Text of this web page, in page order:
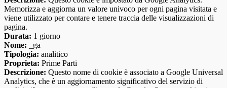
Memorizza e aggiorna un valore univoco per ogni pagina visitata e
viene utilizzato per contare e tenere traccia delle visualizzazioni di
pagina.
Durata: 1 giorno
Nome: _ga
Tipologia: analitico
Proprieta: Prime Parti
Descrizione: Questo nome di cookie è associato a Google Universal
Analytics, che è un aggiornamento significativo del servizio di